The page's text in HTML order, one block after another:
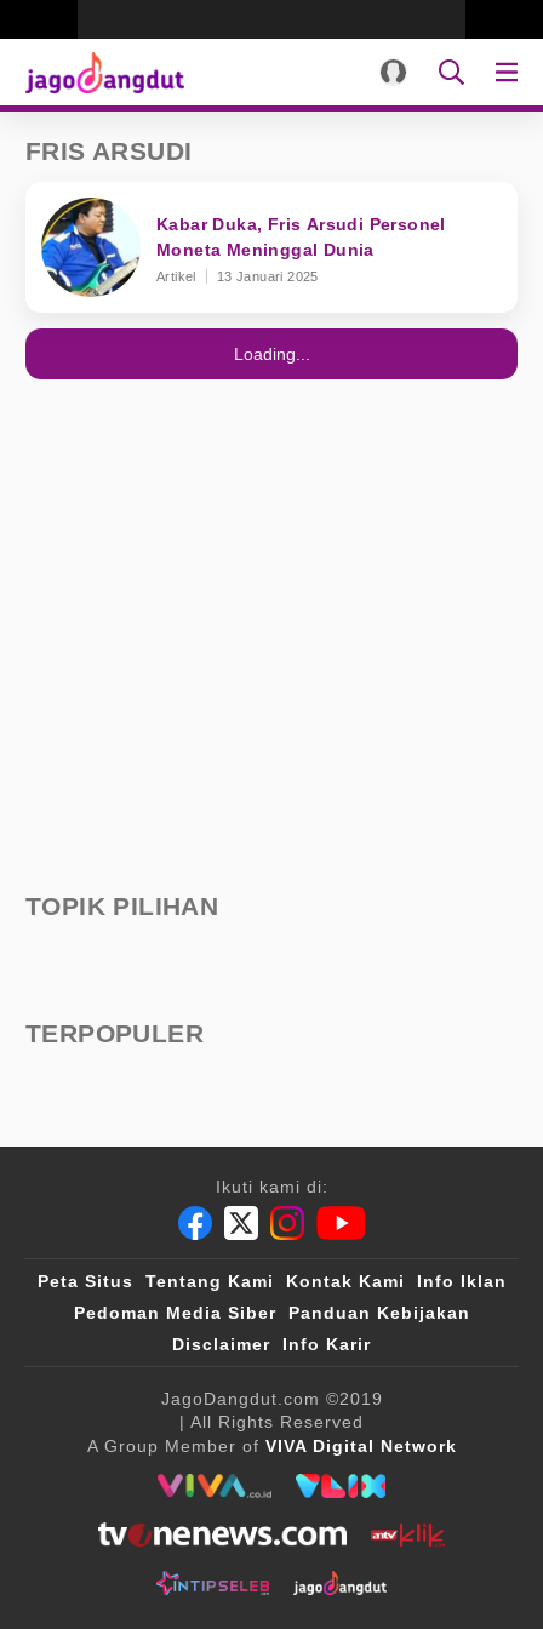
FRIS ARSUDI
Kabar Duka, Fris Arsudi Personel
Moneta Meninggal Dunia
Artikel 13 Januari 2025
Loading...
TOPIK PILIHAN
TERPOPULER
Ikuti kami di:
Peta Situs Tentang Kami Kontak Kami
Info Iklan
Pedoman Media Siber
Panduan Kebijakan
Disclaimer
Info Karir
JagoDangdut.com ©2019
| All Rights Reserved
A Group Member of VIVA Digital Network